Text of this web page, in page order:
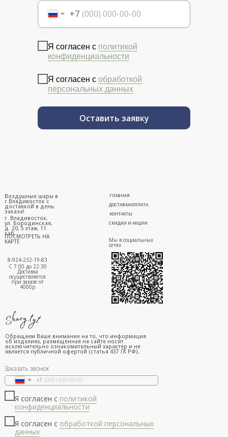
+7
Я согласен с политикой
конфиденциальности
Я согласен с обработкой
персональных данных
Оставить заявку
г. Владивосток,
ул. Бородинская,
д. 20, 5 этаж, 11
каб.
ПОСМОТРЕТЬ НА
КАРТЕ
ГЛАВНАЯ
ДОСТАВКА/ОПЛАТА
СКИДКИ И АКЦИИ
КОНТАКТЫ
8-924-232-19-83
С 7:00 до 22:30
Доставка
осуществляется
при заказе от
4000р
Воздушные шары в
г.Владивосток с
доставкой в день
заказа!
Мы в социальных
сетях
Заказать звонок
+7
Я согласен с политикой
конфиденциальности
Я согласен с обработкой персональных
данных
Обращаем Ваше внимание на то, что информация
об изделиях, размещённая на сайте носит
исключительно ознакомительный характер и не
является публичной офертой (статья 437 ГК РФ),